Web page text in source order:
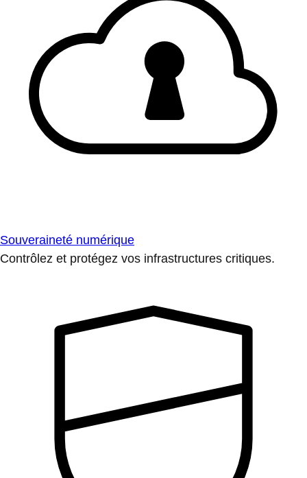
Souveraineté numérique
Contrôlez et protégez vos infrastructures critiques.